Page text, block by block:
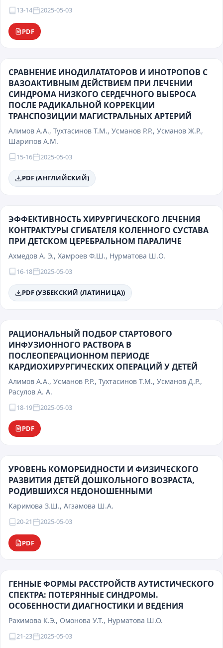
13-14 2025-05-03
PDF
СРАВНЕНИЕ ИНОДИЛАТАТОРОВ И ИНОТРОПОВ С
ВАЗОАКТИВНЫМ ДЕЙСТВИЕМ ПРИ ЛЕЧЕНИИ
СИНДРОМА НИЗКОГО СЕРДЕЧНОГО ВЫБРОСА
ПОСЛЕ РАДИКАЛЬНОЙ КОРРЕКЦИИ
ТРАНСПОЗИЦИИ МАГИСТРАЛЬНЫХ АРТЕРИЙ
Алимов А.А., Тухтасинов Т.М., Усманов Р.Р., Усманов Ж.Р.,
Шарипов А.М.
15-16 2025-05-03
PDF (АНГЛИЙСКИЙ)
ЭФФЕКТИВНОСТЬ ХИРУРГИЧЕСКОГО ЛЕЧЕНИЯ
КОНТРАКТУРЫ СГИБАТЕЛЯ КОЛЕННОГО СУСТАВА
ПРИ ДЕТСКОМ ЦЕРЕБРАЛЬНОМ ПАРАЛИЧЕ
Ахмедов А. Э., Хамроев Ф.Ш., Нурматова Ш.O.
16-18 2025-05-03
PDF (УЗБЕКСКИЙ (ЛАТИНИЦА))
РАЦИОНАЛЬНЫЙ ПОДБОР СТАРТОВОГО
ИНФУЗИОННОГО РАСТВОРА В
ПОСЛЕОПЕРАЦИОННОМ ПЕРИОДЕ
КАРДИОХИРУРГИЧЕСКИХ ОПЕРАЦИЙ У ДЕТЕЙ
Алимов А.А., Усманов Р.Р., Тухтасинов Т.М., Усманов Д.Р.,
Расулов А. А.
18-19 2025-05-03
PDF
УРОВЕНЬ КОМОРБИДНОСТИ И ФИЗИЧЕСКОГО
РАЗВИТИЯ ДЕТЕЙ ДОШКОЛЬНОГО ВОЗРАСТА,
РОДИВШИХСЯ НЕДОНОШЕННЫМИ
Каримова З.Ш., Агзамова Ш.А.
20-21 2025-05-03
PDF
ГЕННЫЕ ФОРМЫ РАССТРОЙСТВ АУТИСТИЧЕСКОГО
СПЕКТРА: ПОТЕРЯННЫЕ СИНДРОМЫ.
ОСОБЕННОСТИ ДИАГНОСТИКИ И ВЕДЕНИЯ
Рахимова К.Э., Омонова У.Т., Нурматова Ш.О.
21-23 2025-05-03